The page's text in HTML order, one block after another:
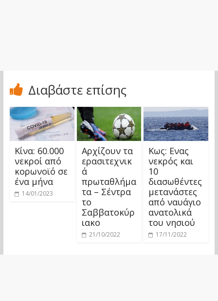
Διαβάστε επίσης
Κίνα: 60.000
νεκροί από
κορωνοϊό σε
ένα μήνα
14/01/2023
Αρχίζουν τα
ερασιτεχνικ
ά
πρωταθλήμα
τα – Σέντρα
το
Σαββατοκύρ
ιακο
21/10/2022
Κως: Ενας
νεκρός και
10
διασωθέντες
μετανάστες
από ναυάγιο
ανατολικά
του νησιού
17/11/2022